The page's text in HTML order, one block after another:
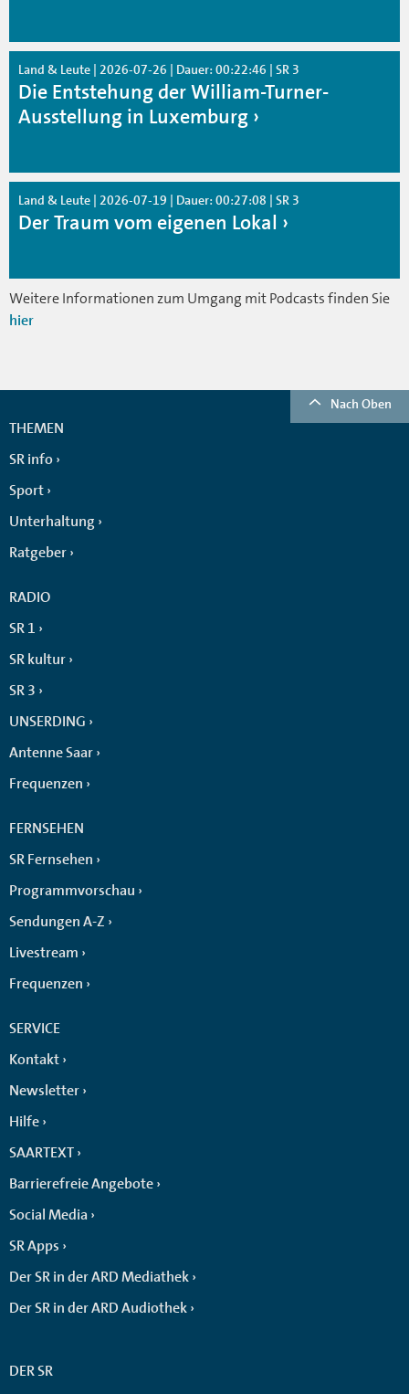
Land & Leute | 2026-07-26 | Dauer: 00:22:46 | SR 3
Die Entstehung der William-Turner-
Ausstellung in Luxemburg
Land & Leute | 2026-07-19 | Dauer: 00:27:08 | SR 3
Der Traum vom eigenen Lokal
Weitere Informationen zum Umgang mit Podcasts finden Sie
hier
Nach Oben
THEMEN
SR info
Sport
Unterhaltung
Ratgeber
RADIO
SR 1
SR kultur
SR 3
UNSERDING
Antenne Saar
Frequenzen
FERNSEHEN
SR Fernsehen
Programmvorschau
Sendungen A-Z
Livestream
Frequenzen
SERVICE
Kontakt
Newsletter
Hilfe
SAARTEXT
Barrierefreie Angebote
Social Media
SR Apps
Der SR in der ARD Mediathek
Der SR in der ARD Audiothek
DER SR